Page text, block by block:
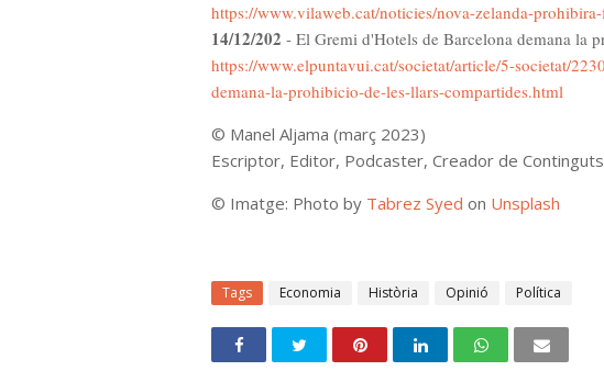
https://www.vilaweb.cat/noticies/nova-zelanda-
14/12/202 - El Gremi d'Hotels de Barcelona demana la
https://www.elpuntavui.cat/societat/article/5-societat/
demana-la-prohibicio-de-les-llars-compartides.html
© Manel Aljama (març 2023)
Escriptor, Editor, Podcaster, Creador de
© Imatge: Photo by Tabrez Syed on Unsplash
Tags Economia Història Opinió Política